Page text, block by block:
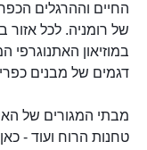
החיים וההרגלים
של רומניה. לכל אזור
במוזיאון
דגמים של מבנים
מבתי המגורים של
טחנות הרוח ועוד -